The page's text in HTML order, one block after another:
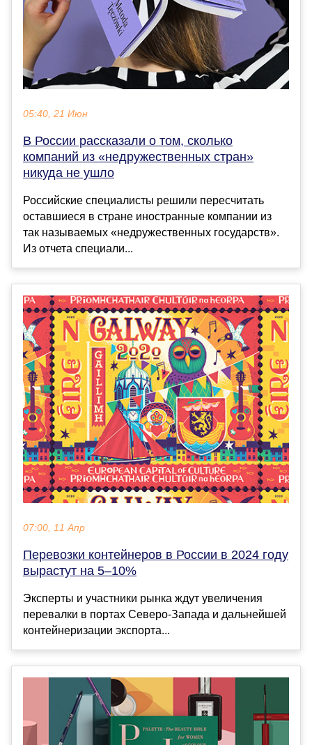
05:40, 21 Июн
В России рассказали о том, сколько
компаний из «недружественных стран»
никуда не ушло
Российские специалисты решили пересчитать
оставшиеся в стране иностранные компании из
так называемых «недружественных государств».
Из отчета специали...
07:00, 11 Апр
Перевозки контейнеров в России в 2024 году
вырастут на 5–10%
Эксперты и участники рынка ждут увеличения
перевалки в портах Северо-Запада и дальнейшей
контейнеризации экспорта...